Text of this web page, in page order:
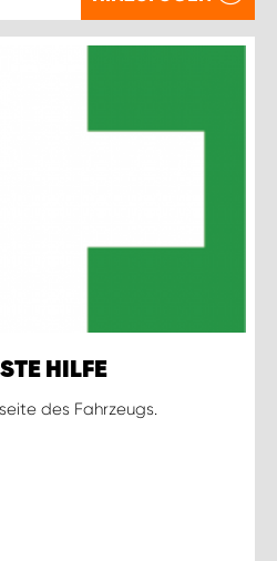
HILFE
des Fahrzeugs.